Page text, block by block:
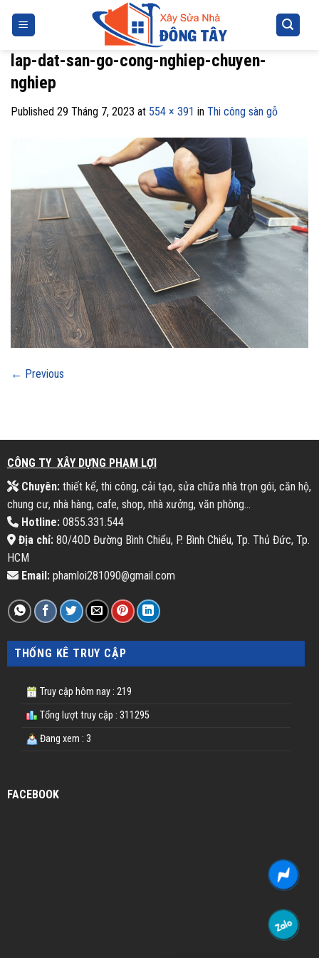
lap-dat-san-go-cong-nghiep-chuyen-
nghiep
Published 29 Tháng 7, 2023 at 554 × 391 in Thi công sàn gỗ
← Previous
CÔNG TY XÂY DỰNG PHẠM LỢI
Chuyên:thiết kế, thi công, cải tạo, sửa chữa nhà trọn gói, căn hộ,
chung cư, nhà hàng, cafe, shop, nhà xưởng, văn phòng...
Hotline:0855.331.544
Địa chỉ:80/40D Đường Bình Chiểu, P. Bình Chiểu, Tp. Thủ Đức, Tp.
HCM
Email:phamloi281090@gmail.com
THỐNG KÊ TRUY CẬP
Truy cập hôm nay : 219
Tổng lượt truy cập : 311295
Đang xem : 3
FACEBOOK